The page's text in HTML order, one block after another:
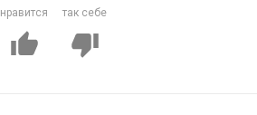
нравится так себе